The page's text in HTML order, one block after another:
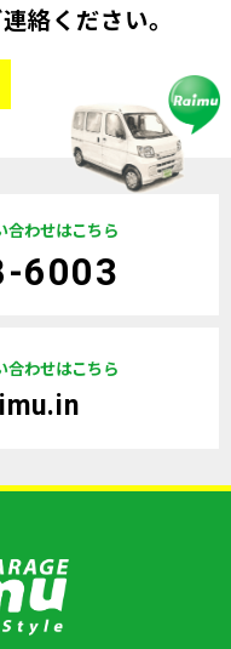
絡ください。
合わせはこちら
6003
合わせはこちら